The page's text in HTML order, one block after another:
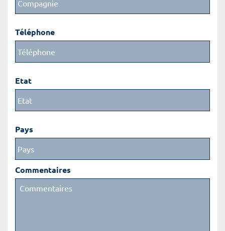
Téléphone
Etat
Pays
Commentaires